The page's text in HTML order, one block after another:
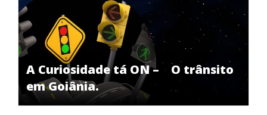
A Curiosidade tá ON – O trânsito
em Goiânia.